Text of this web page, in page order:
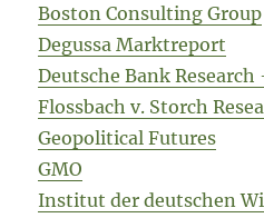
Boston Consulting Group
Degussa Marktreport
Deutsche Bank
Flossbach v. Storch
Geopolitical Futures
GMO
Institut der deutschen